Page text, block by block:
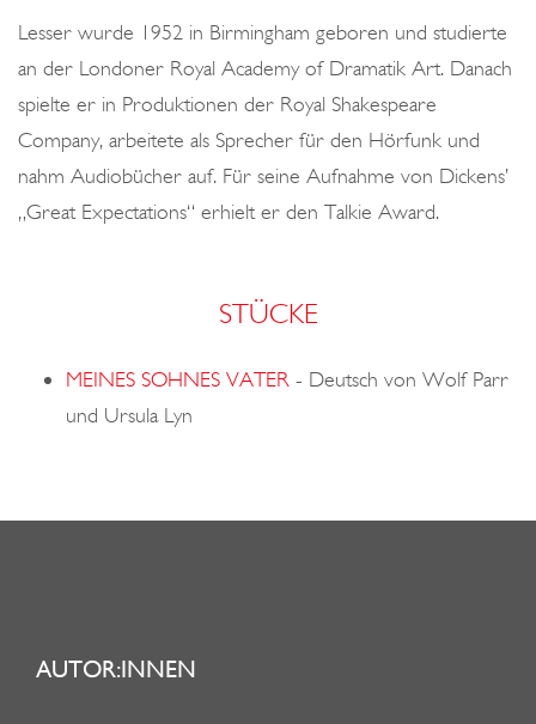
n
Lesser wurde 1952 in Birmingham geboren und studierte
an der Londoner Royal Academy of Dramatik Art. Danach
spielte er in Produktionen der Royal Shakespeare
Company, arbeitete als Sprecher für den Hörfunk und
nahm Audiobücher auf. Für seine Aufnahme von Dickens’
„Great Expectations“ erhielt er den Talkie Award.
STÜCKE
MEINES SOHNES VATER - Deutsch von Wolf Parr
und Ursula Lyn
AUTOR:INNEN